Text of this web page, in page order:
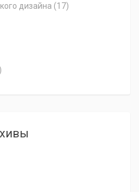
дизайна (17)